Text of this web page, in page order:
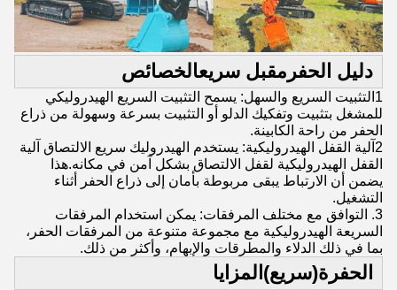
دليل الحفر مقبل سريعالخصائص
1التثبيت السريع والسهل: يسمح التثبيت السريع الهيدروليكي
للمشغل بتثبيت وتفكيك الدلو أو التثبيت بسرعة وسهولة من ذراع
الحفر من راحة الكابينة.
2آلية القفل الهيدروليكية: يستخدم الهيدروليك سريع الالتصاق آلية
القفل الهيدروليكية لقفل الالتصاق بشكل آمن في مكانه.هذا
يضمن أن الارتباط يبقى مربوطة بأمان إلى ذراع الحفر أثناء
التشغيل.
3. التوافق مع مختلف المرفقات: يمكن استخدام المرفقات
السريعة الهيدروليكية مع مجموعة متنوعة من المرفقات الحفر،
بما في ذلك الدلاء والمطرقات والإبهام، وأكثر من ذلك.
الحفرة(سريع) المزايا